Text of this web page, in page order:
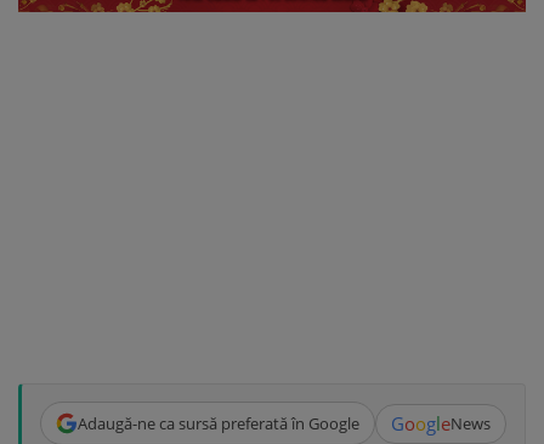
Adaugă-ne ca sursă preferată în Google GoogleNews